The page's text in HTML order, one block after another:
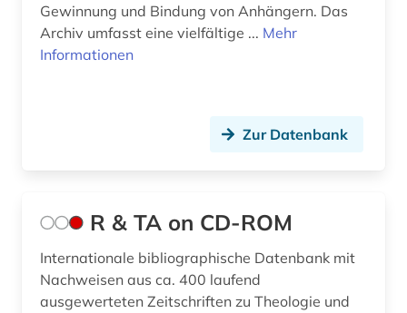
Gewinnung und Bindung von Anhängern. Das
Archiv umfasst eine vielfältige ... Mehr
Informationen
Zur Datenbank
R & TA on CD-ROM
Internationale bibliographische Datenbank mit
Nachweisen aus ca. 400 laufend
ausgewerteten Zeitschriften zu Theologie und